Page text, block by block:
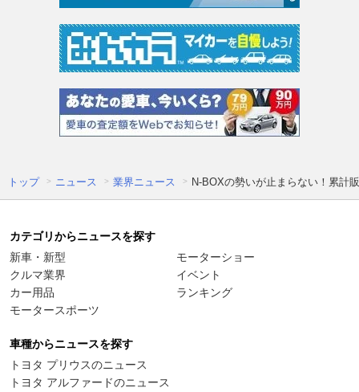
トップ ニュース 業界ニュース N-BOXの勢いが止まらない！累計
カテゴリからニュースを探す
新車・新型
クルマ業界
カー用品
モータースポーツ
モーターショー
イベント
ランキング
車種からニュースを探す
トヨタ プリウスのニュース
トヨタ アルファードのニュース